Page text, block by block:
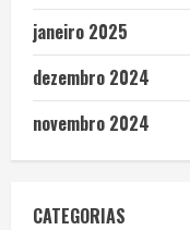
janeiro 2025
dezembro 2024
novembro 2024
CATEGORIAS